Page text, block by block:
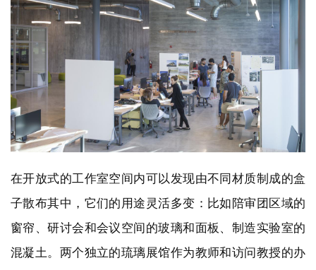
在开放式的工作室空间内可以发现由不同材质制成的盒
子散布其中，它们的用途灵活多变：比如陪审团区域的
窗帘、研讨会和会议空间的玻璃和面板、制造实验室的
混凝土。两个独立的琉璃展馆作为教师和访问教授的办